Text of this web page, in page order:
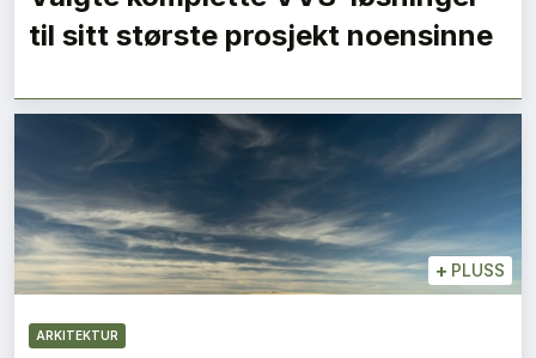
til sitt største prosjekt noensinne
+ PLUSS
ARKITEKTUR